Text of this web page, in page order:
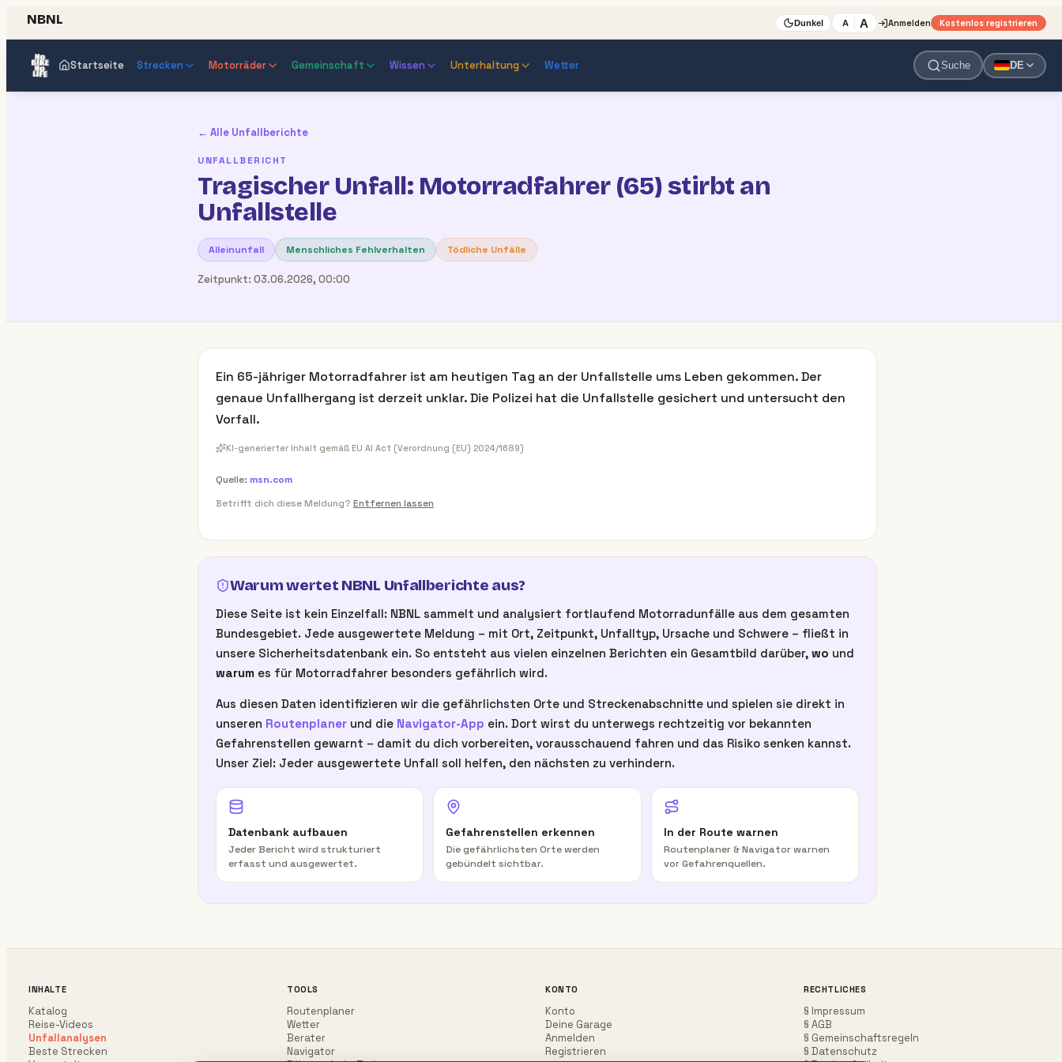
NBNL Dunkel A A Anmelden Kostenlos registrieren
Startseite Strecken Motorräder Gemeinschaft Wissen Unterhaltung Wetter Suche DE
← Alle Unfallberichte
UNFALLBERICHT
Tragischer Unfall: Motorradfahrer (65) stirbt an
Unfallstelle
Alleinunfall Menschliches Fehlverhalten Tödliche Unfälle
Zeitpunkt: 03.06.2026, 00:00
Ein 65-jähriger Motorradfahrer ist am heutigen Tag an der Unfallstelle ums Leben gekommen. Der
genaue Unfallhergang ist derzeit unklar. Die Polizei hat die Unfallstelle gesichert und untersucht den
Vorfall.
KI-generierter Inhalt gemäß EU AI Act (Verordnung (EU) 2024/1689)
Quelle: msn.com
Betrifft dich diese Meldung? Entfernen lassen
Warum wertet NBNL Unfallberichte aus?
Diese Seite ist kein Einzelfall: NBNL sammelt und analysiert fortlaufend Motorradunfälle aus dem gesamten
Bundesgebiet. Jede ausgewertete Meldung – mit Ort, Zeitpunkt, Unfalltyp, Ursache und Schwere – fließt in
unsere Sicherheitsdatenbank ein. So entsteht aus vielen einzelnen Berichten ein Gesamtbild darüber, wo und
warum es für Motorradfahrer besonders gefährlich wird.
Aus diesen Daten identifizieren wir die gefährlichsten Orte und Streckenabschnitte und spielen sie direkt in
unseren Routenplaner und die Navigator-App ein. Dort wirst du unterwegs rechtzeitig vor bekannten
Gefahrenstellen gewarnt – damit du dich vorbereiten, vorausschauend fahren und das Risiko senken kannst.
Unser Ziel: Jeder ausgewertete Unfall soll helfen, den nächsten zu verhindern.
Datenbank aufbauen
Jeder Bericht wird strukturiert
erfasst und ausgewertet.
Gefahrenstellen erkennen
Die gefährlichsten Orte werden
gebündelt sichtbar.
In der Route warnen
Routenplaner & Navigator warnen
vor Gefahrenquellen.
INHALTE
Katalog
Reise-Videos
Unfallanalysen
Beste Strecken
TOOLS
Routenplaner
Wetter
Berater
Navigator
KONTO
Konto
Deine Garage
Anmelden
Registrieren
RECHTLICHES
§ Impressum
§ AGB
§ Gemeinschaftsregeln
§ Datenschutz